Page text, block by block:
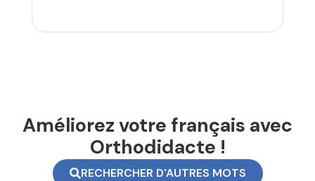
Améliorez votre français avec
Orthodidacte !
RECHERCHER D'AUTRES MOTS